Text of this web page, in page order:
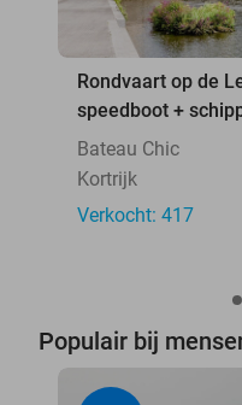
Rondvaart op de
speedboot +
Bateau Chic
Kortrijk
Verkocht: 417
Populair bij